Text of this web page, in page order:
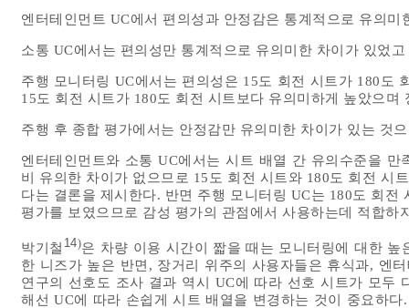
엔터테인먼트 UC에서 편의성과 안정감은 통계적으로 유의
소통 UC에서는 편의성만 통계적으로 유의미한 차이가 있었
주행 모니터링 UC에서는 편의성은 15도 회전 시트가 180도
15도 회전 시트가 180도 회전 시트보다 유의미하게 높았으며
주행 후 종합 평가에서는 안정감만 유의미한 차이가 있는 것
엔터테인먼트와 소통 UC에서는 시트 배열 간 유의수준을
비 유의한 차이가 없으므로 15도 회전 시트와 180도 회전 시
다는 결론을 제시한다. 반면 주행 모니터링 UC는 180도 회
평가를 보였으므로 감성 평가의 관점에서 사용하는데 적합하
박기철 14)은 차량 이용 시간이 짧을 때는 모니터링에 대한
한 니즈가 높은 반면, 장거리 위주의 사용자들은 휴식과, 엔
연구의 선호도 조사 결과 역시 UC에 따라 선호 시트가 모두
해선 UC에 따라 손쉽게 시트 배열을 변경하는 것이 중요하